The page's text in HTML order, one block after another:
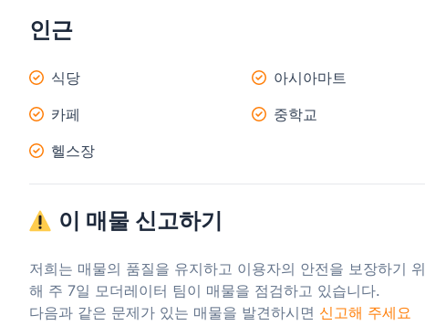
인근
식당 아시아마트
카페
중학교
헬스장
이 매물 신고하기
저희는 매물의 품질을 유지하고 이용자의 안전을 보장하기 위
해 주 7일 모더레이터 팀이 매물을 점검하고 있습니다.
다음과 같은 문제가 있는 매물을 발견하시면 신고해 주세요